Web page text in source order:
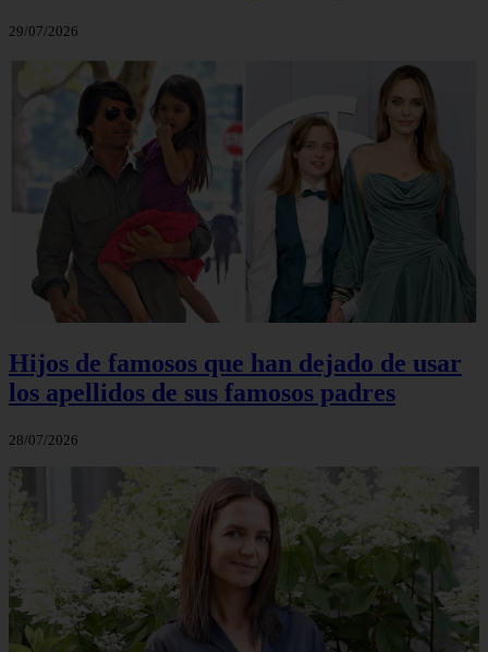
29/07/2026
Hijos de famosos que han dejado de usar
los apellidos de sus famosos padres
28/07/2026